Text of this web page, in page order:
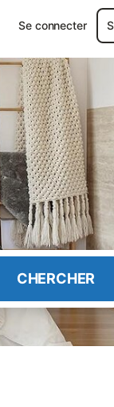
Se connecter
CHERCHER